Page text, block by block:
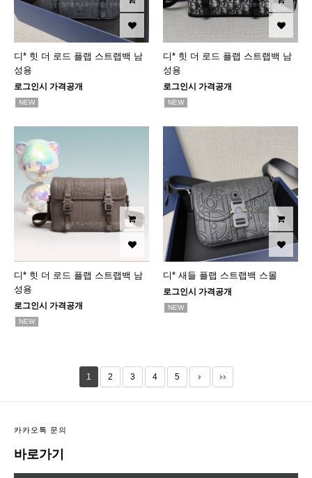
디* 힛 더 로드 플랩 스트랩백 남
성용
로그인시 가격공개
NEW
디* 힛 더 로드 플랩 스트랩백 남
성용
로그인시 가격공개
NEW
디* 힛 더 로드 플랩 스트랩백 남
성용
로그인시 가격공개
NEW
디* 새들 플랩 스트랩백 스몰
로그인시 가격공개
NEW
1 2 3 4 5
카카오톡 문의
바로가기